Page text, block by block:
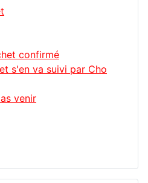
confirmé
s'en va suivi par Cho
venir